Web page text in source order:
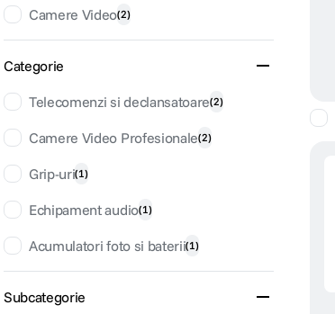
dji osmo pocket 4
Camere Video(2)
Categorie
Telecomenzi si declansatoare(2)
Camere Video Profesionale(2)
Grip-uri(1)
Echipament audio(1)
Acumulatori foto si baterii(1)
Subcategorie